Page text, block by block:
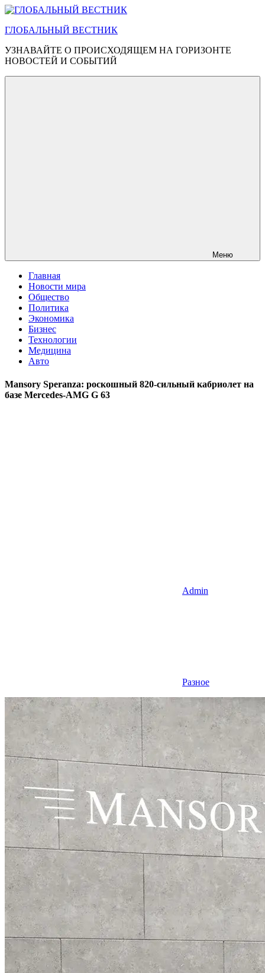
Перейти
содержимому
ГЛОБАЛЬНЫЙ ВЕСТНИК
УЗНАВАЙТЕ О ПРОИСХОДЯЩЕМ НА ГОРИЗОНТЕ
НОВОСТЕЙ И СОБЫТИЙ
Меню
Главная
Новости мира
Общество
Политика
Экономика
Бизнес
Технологии
Медицина
Авто
Mansory Speranza: роскошный 820-сильный кабриолет на
базе Mercedes-AMG G 63
Admin
Разное